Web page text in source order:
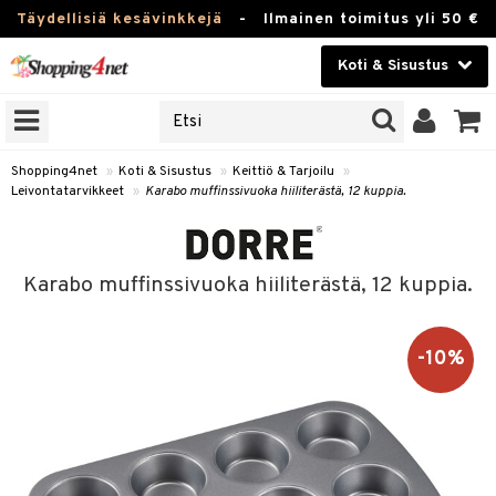
Täydellisiä kesävinkkejä - Ilmainen toimitus yli 50 €
Koti & Sisustus
Kauneudenhoito
Piilolinssit
Fitness
Kampanjat
Shopping4net » Koti & Sisustus » Keittiö & Tarjoilu
»
Leivontatarvikkeet » Karabo muffinssivuoka hiiliterästä, 12 kuppia.
Karabo muffinssivuoka hiiliterästä, 12 kuppia.
-10%
Karahvit
Tee & Espresso